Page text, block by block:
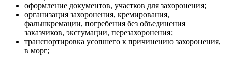
оформление документов, участков для захоронения;
организация захоронения, кремирования,
фальшкремации, погребения без объединения
заказчиков, эксгумации, перезахоронения;
транспортировка усопшего к причинению захоронения,
в морг;